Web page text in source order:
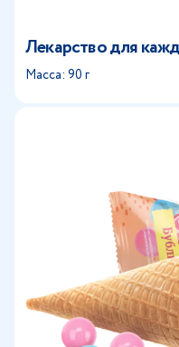
Лекарство для
Масса: 90 г